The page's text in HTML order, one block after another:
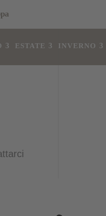
ESTATE INVERNO